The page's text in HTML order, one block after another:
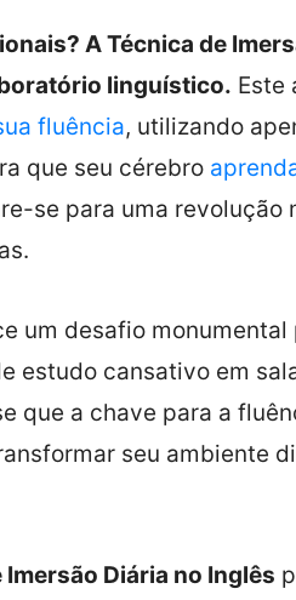
A Técnica de
linguístico. Este
fluência, utilizando
que seu cérebro
se para uma revolução
um desafio monumental
estudo cansativo em
que a chave para a
seu ambiente
Imersão Diária no Inglês